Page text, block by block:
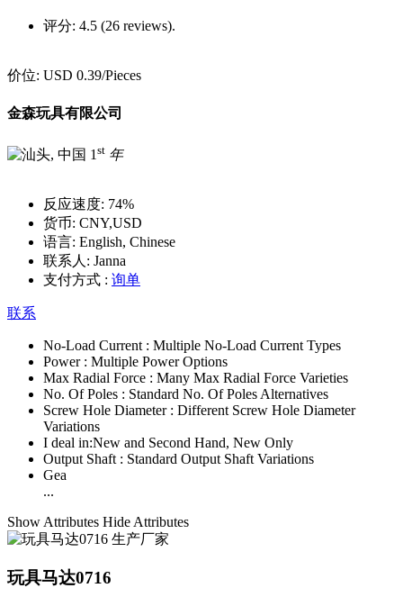
评分: 4.5 (26 reviews).
价位: USD 0.39/Pieces
金森玩具有限公司
1 st 年
反应速度: 74%
货币: CNY,USD
语言: English, Chinese
联系人: Janna
支付方式 : 询单
联系
No-Load Current : Multiple No-Load Current Types
Power : Multiple Power Options
Max Radial Force : Many Max Radial Force Varieties
No. Of Poles : Standard No. Of Poles Alternatives
Screw Hole Diameter : Different Screw Hole Diameter
Variations
I deal in:New and Second Hand, New Only
Output Shaft : Standard Output Shaft Variations
Gea
...
Show Attributes Hide Attributes
玩具马达0716